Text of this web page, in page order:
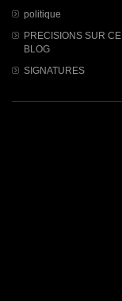
politique
PRECISIONS SUR CE
BLOG
SIGNATURES